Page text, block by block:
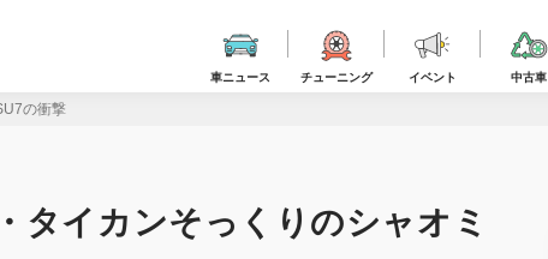
車ニュース チューニング イベント 中古車
の衝撃
タイカンそっくりのシャオミ